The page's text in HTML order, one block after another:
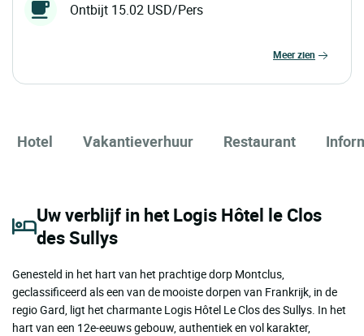
Ontbijt 15.02 USD/Pers
meer zien
Hotel Vakantieverhuur Restaurant
Uw verblijf in het Logis Hôtel le Clos
des Sullys
Genesteld in het hart van het prachtige dorp Montclus,
geclassificeerd als een van de mooiste dorpen van Frankrijk, in de
regio Gard, ligt het charmante Logis Hôtel Le Clos des Sullys. In het
hart van een 12e-eeuws gebouw, authentiek en vol karakter,